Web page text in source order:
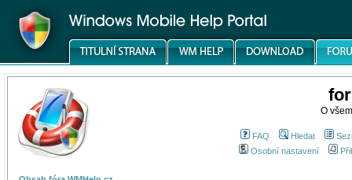
O
FAQ Hledat
Osobní nastavení